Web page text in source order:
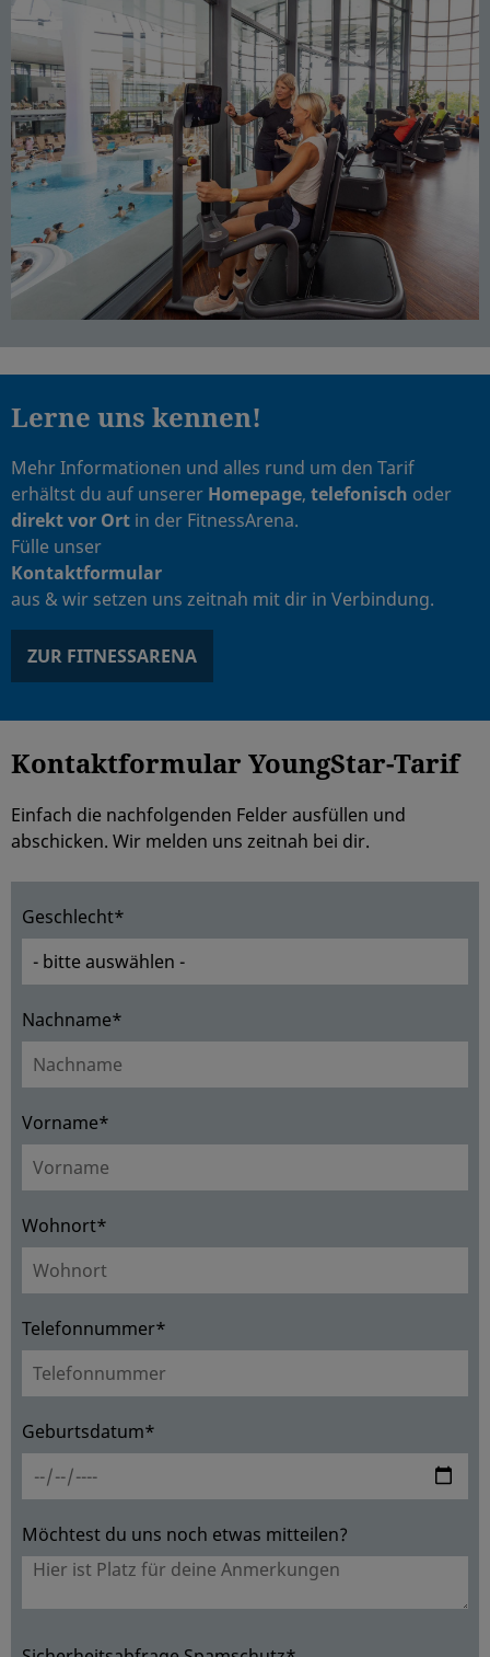
Lerne uns kennen!
Mehr Informationen und alles rund um den Tarif
erhältst du auf unserer Homepage, telefonisch oder
direkt vor Ort in der FitnessArena.
Fülle unser
Kontaktformular
aus & wir setzen uns zeitnah mit dir in Verbindung.
ZUR FITNESSARENA
Kontaktformular YoungStar-Tarif
Einfach die nachfolgenden Felder ausfüllen und
abschicken. Wir melden uns zeitnah bei dir.
Geschlecht*
Nachname*
Vorname*
Wohnort*
Telefonnummer*
Geburtsdatum*
Möchtest du uns noch etwas mitteilen?